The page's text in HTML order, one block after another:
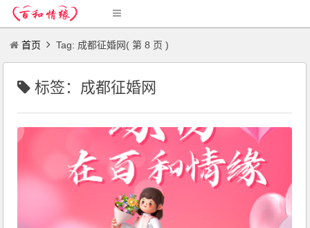
首页 Tag: 成都征婚网( 第 8 页 )
标签：成都征婚网